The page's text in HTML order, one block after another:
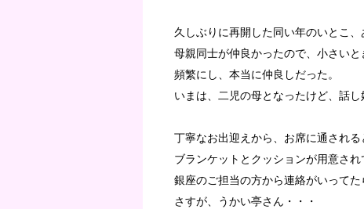
久しぶりに再開した同い年のいとこ、
母親同士が仲良かったので、小さい
頻繁にし、本当に仲良しだった。
いまは、二児の母となったけど、話
丁寧なお出迎えから、お席に通され
ブランケットとクッションが用意され
銀座のご担当の方から連絡がいってた
さすが、うかい亭さん・・・